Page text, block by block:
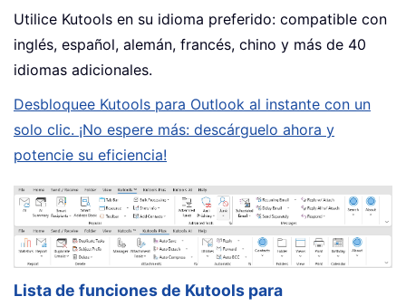
Utilice Kutools en su idioma preferido: compatible con
inglés, español, alemán, francés, chino y más de 40
idiomas adicionales.
Desbloquee Kutools para Outlook al instante con un
solo clic. ¡No espere más: descárguelo ahora y
potencie su eficiencia!
Lista de funciones de Kutools para